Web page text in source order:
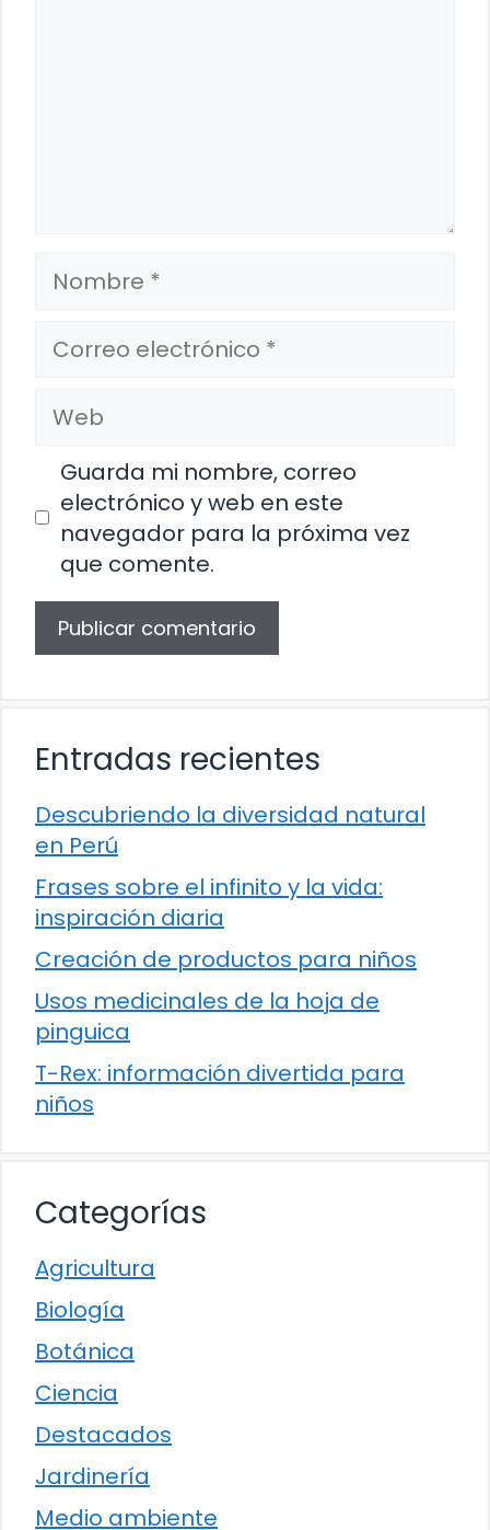
Nombre
Correo
electrónico
Web
Guarda mi nombre, correo
electrónico y web en este
navegador para la próxima vez
que comente.
Entradas recientes
Descubriendo la diversidad natural
en Perú
Frases sobre el infinito y la vida:
inspiración diaria
Creación de productos para niños
Usos medicinales de la hoja de
pinguica
T-Rex: información divertida para
niños
Categorías
Agricultura
Biología
Botánica
Ciencia
Destacados
Jardinería
Medio ambiente